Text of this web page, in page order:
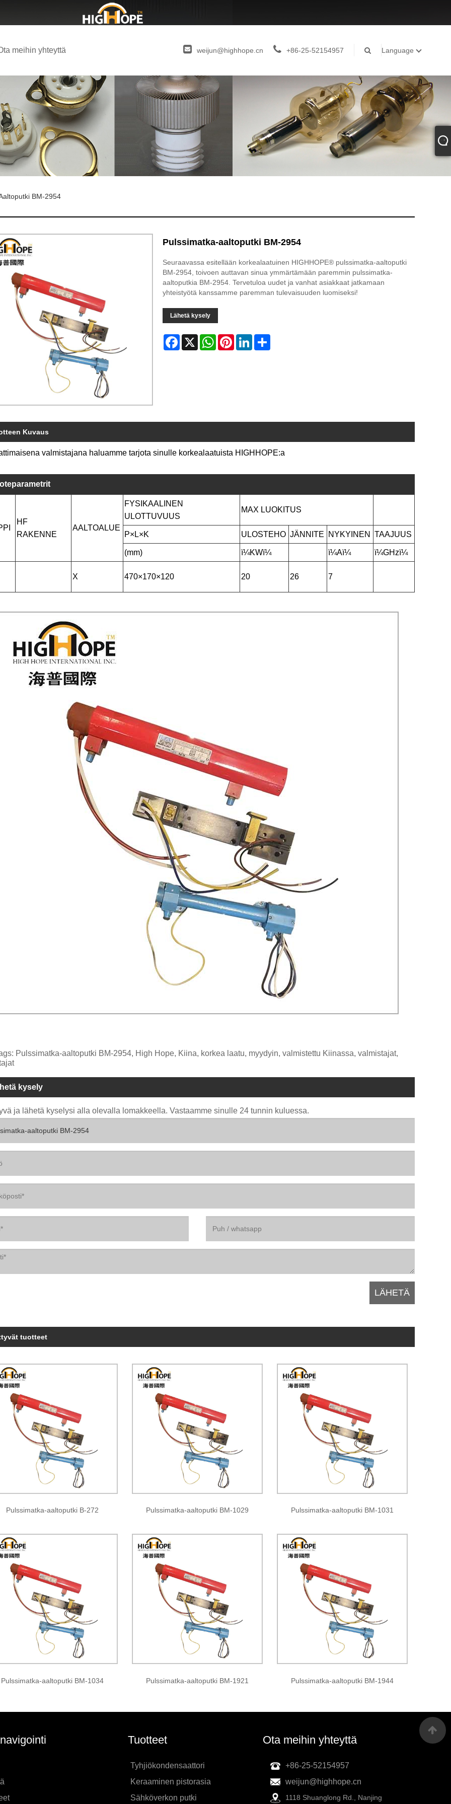
meihin yhteyttä weijun@highhope.cn +86-25-52154957 Language
BM-2954
Pulssimatka-aaltoputki BM-2954
Seuraavassa esitellään korkealaatuinen HIGHHOPE® pulssimatka-aaltoputki
BM-2954, toivoen auttavan sinua ymmärtämään paremmin pulssimatka-
aaltoputkia BM-2954. Tervetuloa uudet ja vanhat asiakkaat jatkamaan
yhteistyötä kanssamme paremman tulevaisuuden luomiseksi!
Lähetä kysely
Facebook
X WhatsAppPinterestLinkedInShare
Kuvaus
valmistajana haluamme tarjota sinulle korkealaatuista HIGHHOPE:a
HF
RAKENNE
AALTOALUE
FYSIKAALINEN
ULOTTUVUUS
MAX LUOKITUS
P×L×K ULOSTEHO JÄNNITE NYKYINEN TAAJUUS
(mm) ï¼KWï¼ ï¼Aï¼ ï¼GHzï¼
X 470×170×120 20 26 7
Pulssimatka-aaltoputki BM-2954, High Hope, Kiina, korkea laatu, myydyin, valmistettu Kiinassa, valmistajat,
kysely
ja lähetä kyselysi alla olevalla lomakkeella. Vastaamme sinulle 24 tunnin kuluessa.
tuotteet
Pulssimatka-aaltoputki B-272 Pulssimatka-aaltoputki BM-1029 Pulssimatka-aaltoputki BM-1031
Pulssimatka-aaltoputki BM-1034 Pulssimatka-aaltoputki BM-1921 Pulssimatka-aaltoputki BM-1944
Tuotteet
Tyhjiökondensaattori
Keraaminen pistorasia
Sähköverkon putki
Ota meihin yhteyttä
+86-25-52154957
weijun@highhope.cn
1118 Shuanglong Rd., Nanjing